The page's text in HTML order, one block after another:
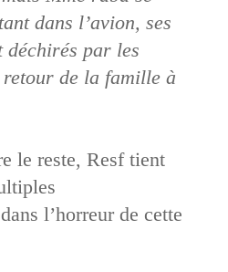
dans l’avion, ses
déchirés par les
de la famille à
le reste, Resf tient
l’horreur de cette